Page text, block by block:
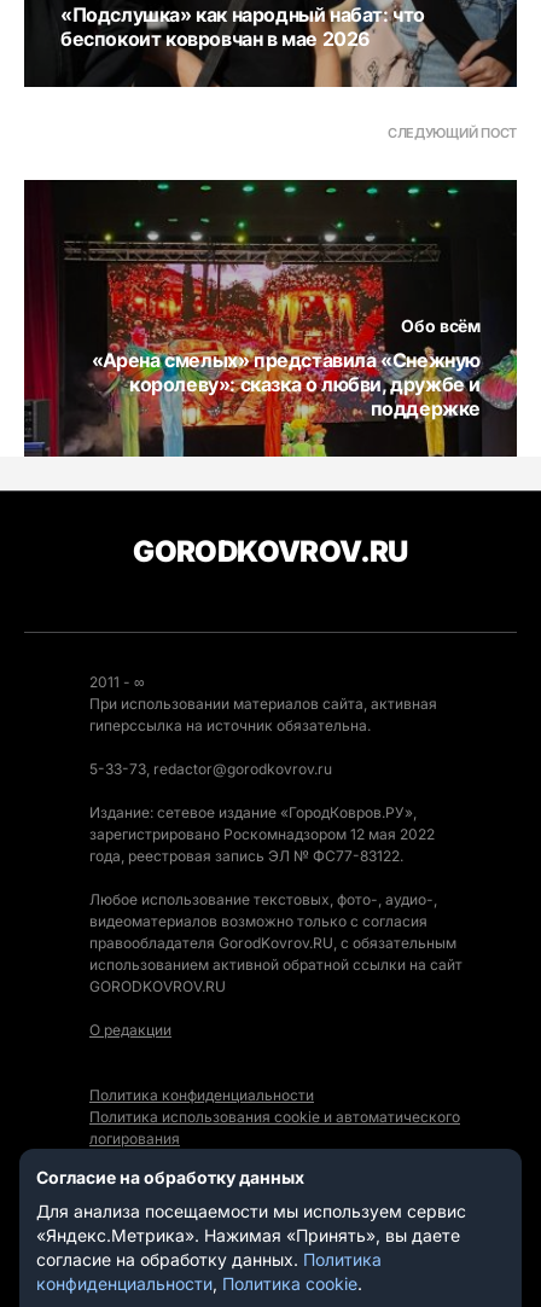
«Подслушка» как народный набат: что
беспокоит ковровчан в мае 2026
СЛЕДУЮЩИЙ ПОСТ
Обо всём
«Арена смелых» представила «Снежную
королеву»: сказка о любви, дружбе и
поддержке
GORODKOVROV.RU
2011 - ∞
При использовании материалов сайта, активная
гиперссылка на источник обязательна.
5-33-73, redactor@gorodkovrov.ru
Издание: сетевое издание «ГородКовров.РУ»,
зарегистрировано Роскомнадзором 12 мая 2022
года, реестровая запись ЭЛ № ФС77-83122.
Любое использование текстовых, фото-, аудио-,
видеоматериалов возможно только с согласия
правообладателя GorodKovrov.RU, с обязательным
использованием активной обратной ссылки на сайт
GORODKOVROV.RU
О редакции
Политика конфиденциальности
Политика использования cookie и автоматического
логирования
Мы в социальных сетях:
СТАТЬИ
Согласие на обработку данных
Для анализа посещаемости мы используем сервис
«Яндекс.Метрика». Нажимая «Принять», вы даете
согласие на обработку данных. Политика
конфиденциальности, Политика cookie.